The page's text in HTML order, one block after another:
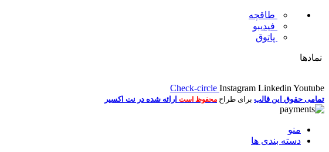
طاقچه
فیدیبو
پاتوق
نمادها
Check-circle Instagram Linkedin Youtube
تمامی حقوق این قالب برای طراح محفوظ است ارائه شده در نت اکسیر
منو
دسته بندی ها